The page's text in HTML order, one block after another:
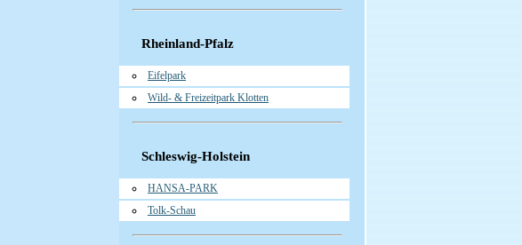
Rheinland-Pfalz
Eifelpark
Wild- & Freizeitpark Klotten
Schleswig-Holstein
HANSA-PARK
Tolk-Schau